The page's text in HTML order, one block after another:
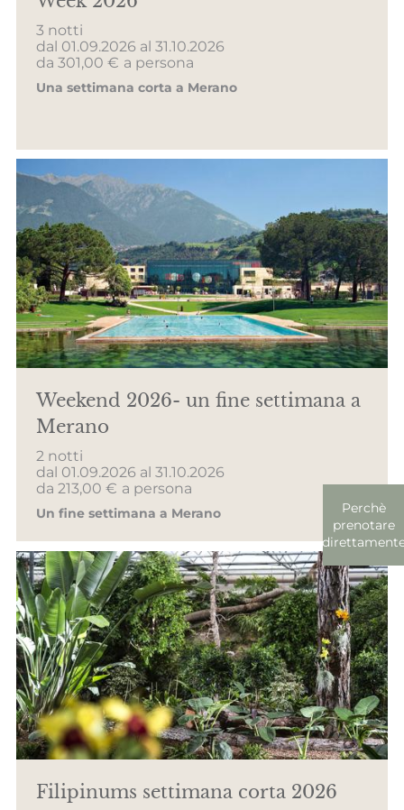
3 notti
dal 01.09.2026 al 31.10.2026
da 301,00 € a persona
Una settimana corta a Merano
Weekend 2026- un fine settimana a
Merano
2 notti
dal 01.09.2026 al 31.10.2026
da 213,00 € a persona
Un fine settimana a Merano
Filipinums settimana corta 2026
Perchè
prenotare